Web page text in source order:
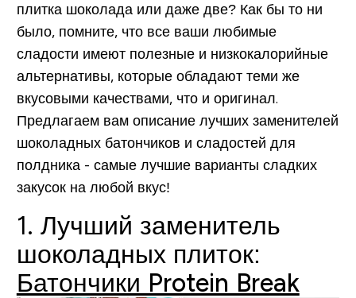
плитка шоколада или даже две? Как бы то ни
было, помните, что все ваши любимые
сладости имеют полезные и низкокалорийные
альтернативы, которые обладают теми же
вкусовыми качествами, что и оригинал.
Предлагаем вам описание лучших заменителей
шоколадных батончиков и сладостей для
полдника - самые лучшие варианты сладких
закусок на любой вкус!
1. Лучший заменитель
шоколадных плиток:
Батончики Protein Break